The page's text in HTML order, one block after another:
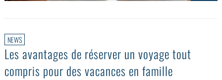
NEWS
Les avantages de réserver un voyage tout
compris pour des vacances en famille